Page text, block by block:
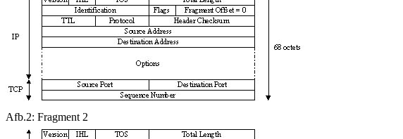
Afb.2: Fragment 2